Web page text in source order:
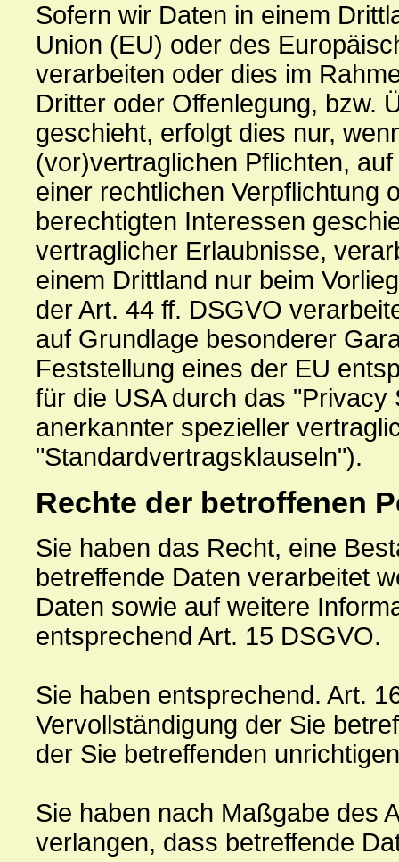
Sofern wir Daten in einem
Union (EU) oder des
verarbeiten oder dies im
Dritter oder Offenlegung, bzw.
geschieht, erfolgt dies nur,
(vor)vertraglichen Pflichten,
einer rechtlichen Verpflichtung
berechtigten Interessen
vertraglicher Erlaubnisse,
einem Drittland nur beim
der Art. 44 ff. DSGVO
auf Grundlage besonderer
Feststellung eines der EU
für die USA durch das
anerkannter spezieller
"Standardvertragsklauseln").
Rechte der betroffenen
Sie haben das Recht, eine
betreffende Daten verarbeitet
Daten sowie auf weitere
entsprechend Art. 15 DSGVO.
Sie haben entsprechend. Art.
Vervollständigung der Sie
der Sie betreffenden
Sie haben nach Maßgabe des
verlangen, dass betreffende